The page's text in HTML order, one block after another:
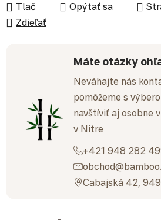
Tlač Opýtať sa
Zdieľať
Máte otázky
Neváhajte nás
pomôžeme s
navštíviť aj osobne
v Nitre
+421 948 282
Cabajská 42,